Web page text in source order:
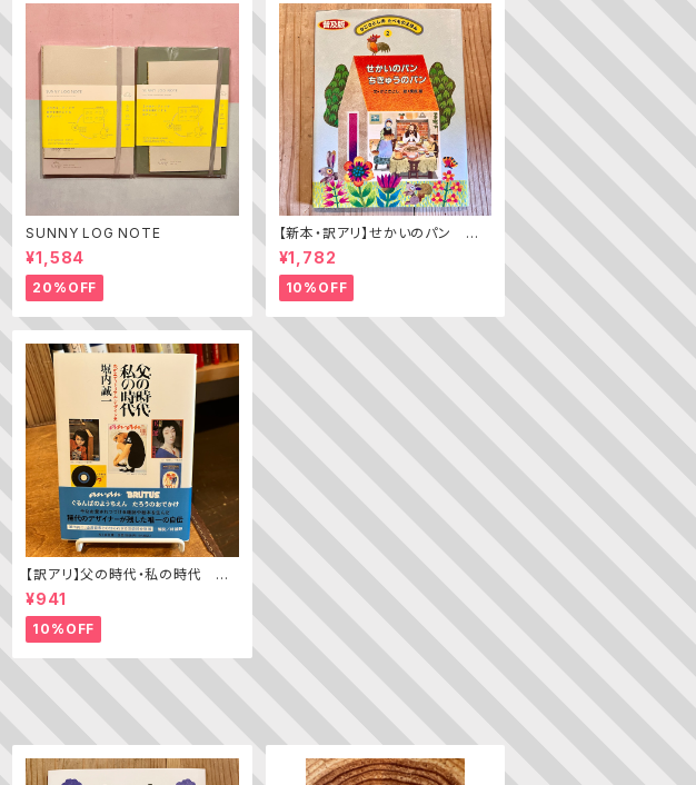
SUNNY LOG NOTE
¥1,584
20%OFF
【新本・訳アリ】せかいのパン ちき
ゅうのパン（普及版 かこさとし
¥1,782
10%OFF
【訳アリ】父の時代・私の時代 ─
わがエディトリアル・デザイン史
¥941
10%OFF